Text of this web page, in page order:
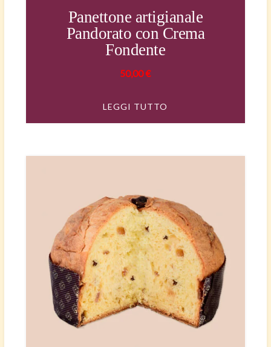
Panettone artigianale
Pandorato con Crema
Fondente
50,00€
LEGGI TUTTO